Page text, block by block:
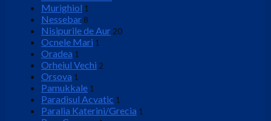
Murighiol 1
Nessebar 8
Nisipurile de Aur 20
Ocnele Mari 1
Oradea 1
Orheiul Vechi 2
Orsova 1
Pamukkale 1
Paradisul Acvatic 1
Paralia Katerini/Grecia 1